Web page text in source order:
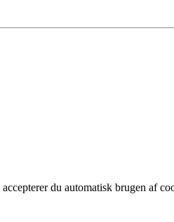
du automatisk brugen af